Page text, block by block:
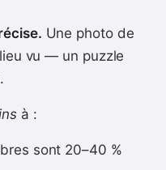
Une photo de
vu — un puzzle
à :
sont 20–40 %